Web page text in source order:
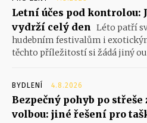
Letní účes pod kontrolou:
vydrží celý den Léto patří
hudebním festivalům i
těchto příležitostí si žádá jiný
BYDLENÍ 4.8.2026
Bezpečný pohyb po
volbou: jiné řešení pro